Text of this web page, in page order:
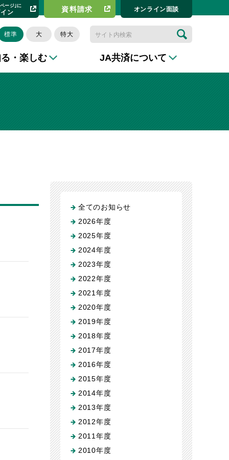
ージ｣に
ン 資料請求​ オンライン⾯談
標準 大 特大
・楽しむ JA共済について
全てのお知らせ
2026年度
2025年度
2024年度
2023年度
2022年度
2021年度
2020年度
2019年度
2018年度
2017年度
2016年度
2015年度
2014年度
2013年度
2012年度
2011年度
2010年度